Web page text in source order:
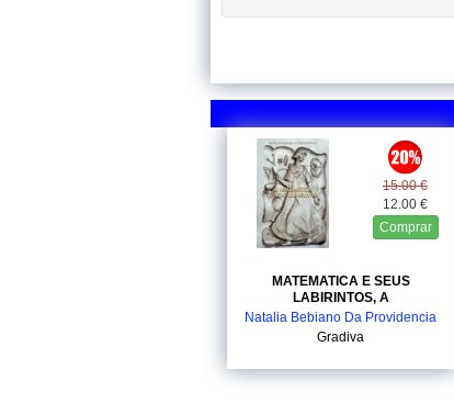
15.00 €
12.00 €
Comprar
MATEMATICA E SEUS
LABIRINTOS, A
Natalia Bebiano Da Providencia
Gradiva